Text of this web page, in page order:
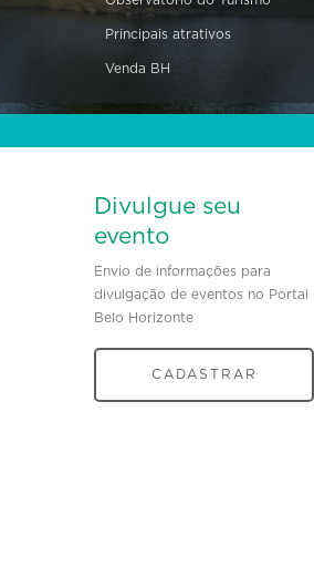
Principais atrativos
Venda BH
Divulgue seu
evento
Envio de informações para
divulgação de eventos no Portal
Belo Horizonte
CADASTRAR